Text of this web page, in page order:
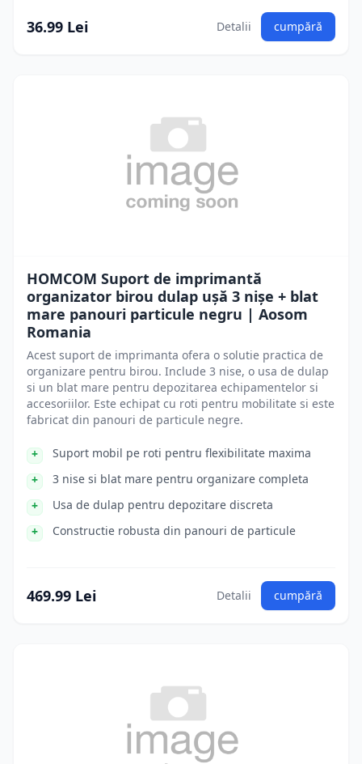
36.99 Lei Detalii cumpără
HOMCOM Suport de imprimantă
organizator birou dulap ușă 3 nișe + blat
mare panouri particule negru | Aosom
Romania
Acest suport de imprimanta ofera o solutie practica de
organizare pentru birou. Include 3 nise, o usa de dulap
si un blat mare pentru depozitarea echipamentelor si
accesoriilor. Este echipat cu roti pentru mobilitate si este
fabricat din panouri de particule negre.
Suport mobil pe roti pentru flexibilitate maxima
3 nise si blat mare pentru organizare completa
Usa de dulap pentru depozitare discreta
Constructie robusta din panouri de particule
469.99 Lei Detalii cumpără